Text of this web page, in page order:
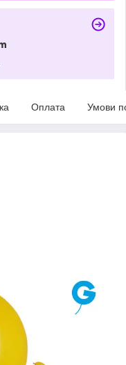
Оплата Умови